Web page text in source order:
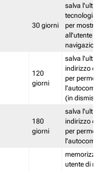
30 giorni
salva l'ultima
tecnologia
per
all'utente
navigazione
120
giorni
salva l'ultimo
indirizzo di
per
(in
180
giorni
salva l'ultimo
indirizzo di
per
memorizza
utente di